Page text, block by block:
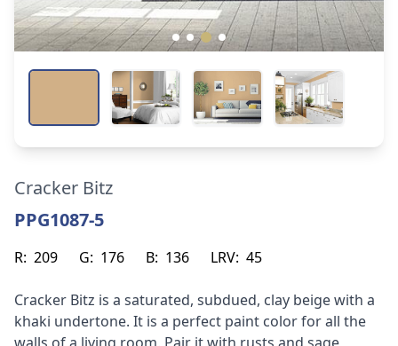
Cracker Bitz
PPG1087-5
R: 209 G: 176 B: 136 LRV: 45
Cracker Bitz is a saturated, subdued, clay beige with a
khaki undertone. It is a perfect paint color for all the